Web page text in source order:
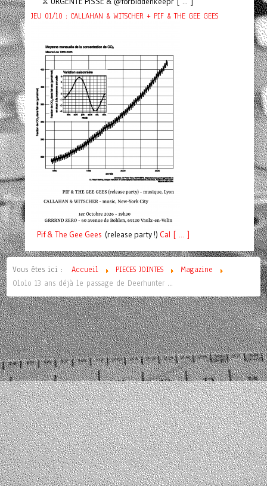
JEU 01/10 : CALLAHAN & WITSCHER + PIF & THE GEE GEES
Pif& The Gee Gees (release party !) Cal [ ... ]
Vous êtes ici : Accueil PIECES JOINTES
Magazine
Ololo 13 ans déjà le passage de Deerhunter ...